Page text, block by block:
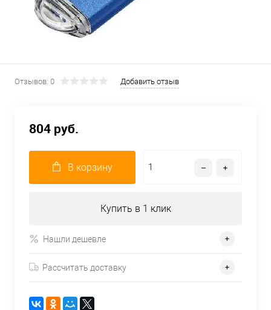
Отзывов: 0 Добавить отзыв
804 руб.
В корзину
Купить в 1 клик
Нашли дешевле
Рассчитать доставку